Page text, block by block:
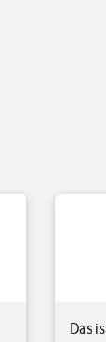
Das